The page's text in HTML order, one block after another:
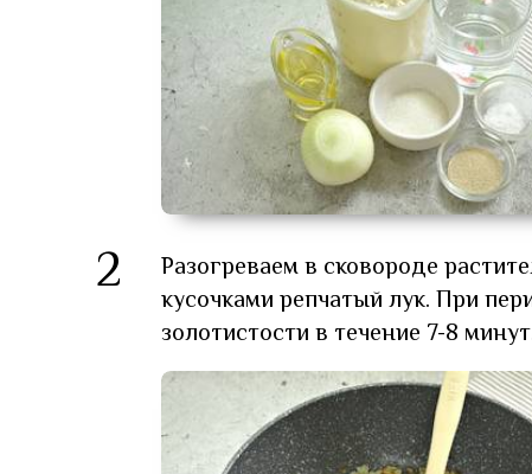
2
Разогреваем в сковороде
кусочками репчатый лук. При
золотистости в течение 7-8